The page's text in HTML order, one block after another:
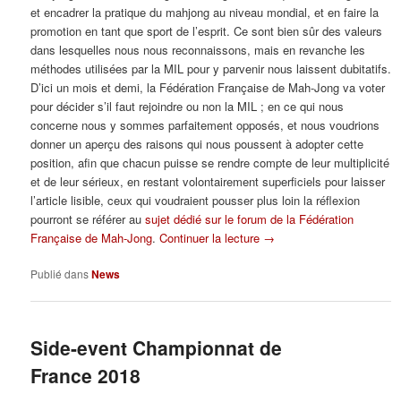
et encadrer la pratique du mahjong au niveau mondial, et en faire la
promotion en tant que sport de l’esprit. Ce sont bien sûr des valeurs
dans lesquelles nous nous reconnaissons, mais en revanche les
méthodes utilisées par la MIL pour y parvenir nous laissent dubitatifs.
D’ici un mois et demi, la Fédération Française de Mah-Jong va voter
pour décider s’il faut rejoindre ou non la MIL ; en ce qui nous
concerne nous y sommes parfaitement opposés, et nous voudrions
donner un aperçu des raisons qui nous poussent à adopter cette
position, afin que chacun puisse se rendre compte de leur multiplicité
et de leur sérieux, en restant volontairement superficiels pour laisser
l’article lisible, ceux qui voudraient pousser plus loin la réflexion
pourront se référer ausujet dédié sur le forum de la Fédération
Française de Mah-Jong.Continuer la lecture →
Publié dansNews
Side-event Championnat de
France 2018